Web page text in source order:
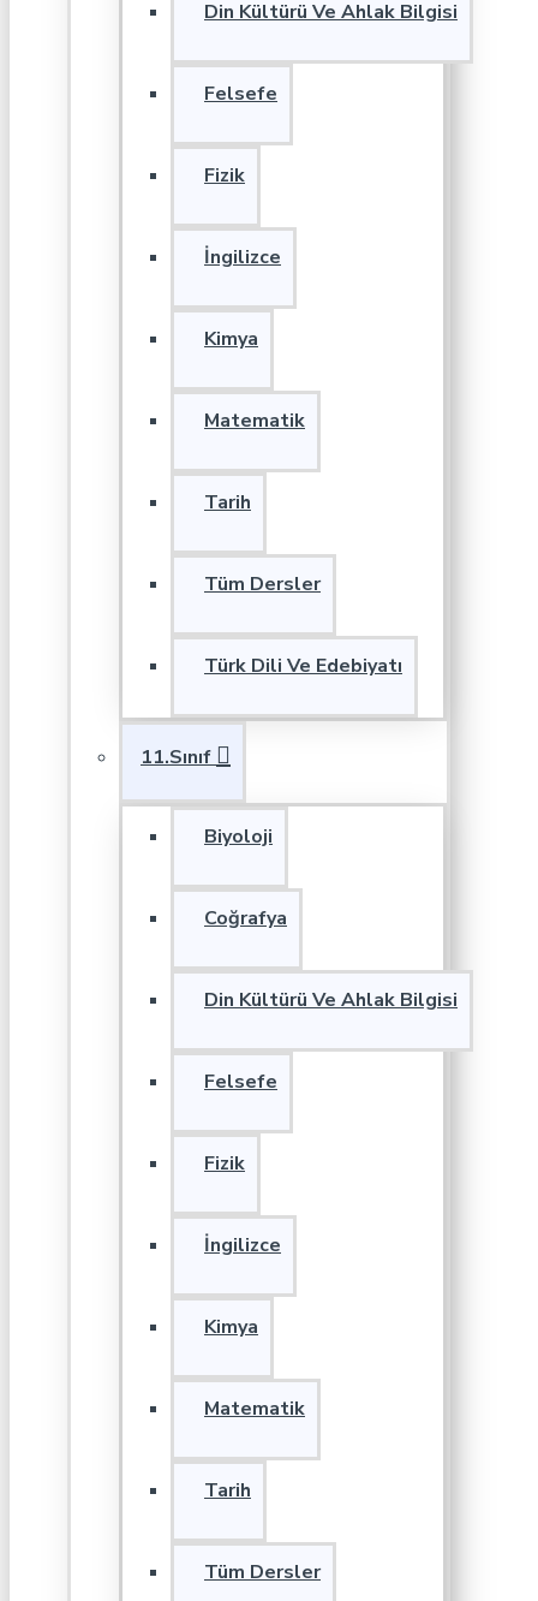
Din Kültürü Ve Ahlak Bilgisi
Felsefe
Fizik
İngilizce
Kimya
Matematik
Tarih
Tüm Dersler
Türk Dili Ve Edebiyatı
11.Sınıf
Biyoloji
Coğrafya
Din Kültürü Ve Ahlak Bilgisi
Felsefe
Fizik
İngilizce
Kimya
Matematik
Tarih
Tüm Dersler